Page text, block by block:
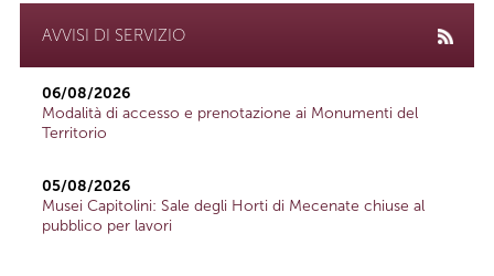
AVVISI DI SERVIZIO
06/08/2026
Modalità di accesso e prenotazione ai Monumenti del
Territorio
05/08/2026
Musei Capitolini: Sale degli Horti di Mecenate chiuse al
pubblico per lavori